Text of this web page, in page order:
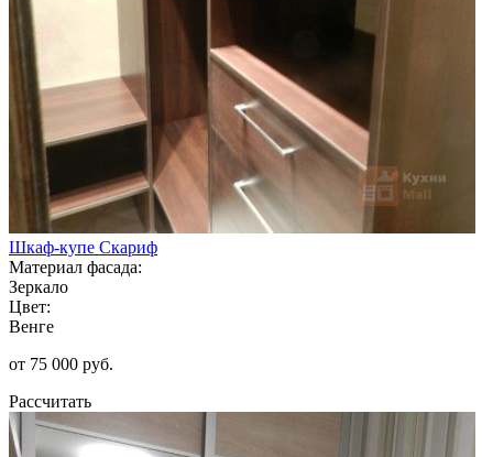
Шкаф-купе Скариф
Материал фасада:
Зеркало
Цвет:
Венге
от 75 000 руб.
Рассчитать